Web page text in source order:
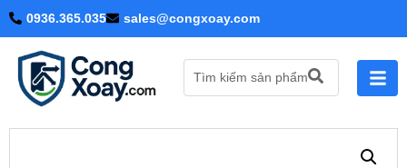
0936.365.035 sales@congxoay.com
Tìm kiếm sản phẩm